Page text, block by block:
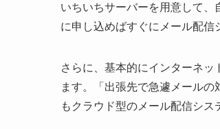
いちいちサーバーを用意して
に申し込めばすぐにメール配信
さらに、基本的にインターネッ
ます。「出張先で急遽メール
もクラウド型のメール配信シス